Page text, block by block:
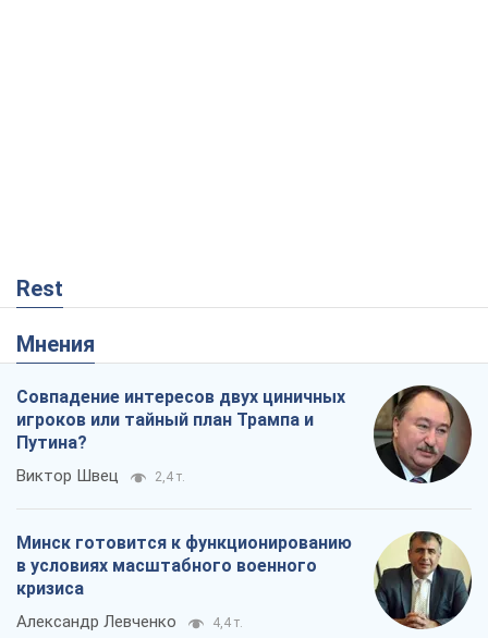
Rest
Мнения
Совпадение интересов двух циничных
игроков или тайный план Трампа и
Путина?
Виктор Швец 2,4 т.
Минск готовится к функционированию
в условиях масштабного военного
кризиса
Александр Левченко 4,4 т.